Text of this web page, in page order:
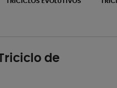
de